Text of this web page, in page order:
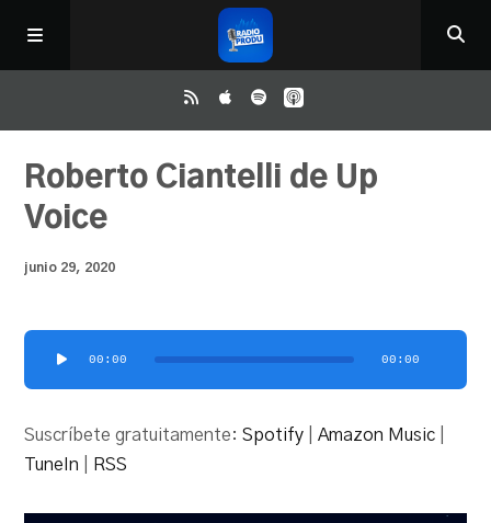
Inicio
ReloAd
Irene y Ríchard
Contacto
Roberto Ciantelli de Up
Voice
junio 29, 2020
Reproductor
00:00 00:00
Suscríbete gratuitamente:Spotify |Amazon Music
TuneIn
RSS